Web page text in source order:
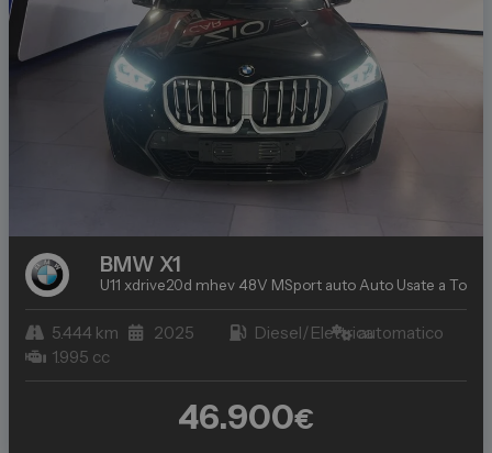
BMW X1
U11 xdrive20d mhev 48V MSport autoAuto Usate a
5.444 km 2025 Diesel/Elettricaautomatico
1.995 cc
46.900€